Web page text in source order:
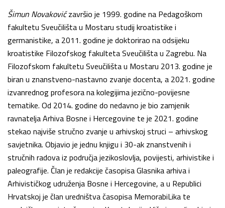
Šimun Novakovićzavršio je 1999. godine na Pedagoškom
fakultetu Sveučilišta u Mostaru studij kroatistike i
germanistike, a 2011. godine je doktorirao na odsijeku
kroatistike Filozofskog fakulteta Sveučilišta u Zagrebu. Na
Filozofskom fakultetu Sveučilišta u Mostaru 2013. godine je
biran u znanstveno-nastavno zvanje docenta, a 2021. godine
izvanrednog profesora na kolegijima jezično-povijesne
tematike. Od 2014. godine do nedavno je bio zamjenik
ravnatelja Arhiva Bosne i Hercegovine te je 2021. godine
stekao najviše stručno zvanje u arhivskoj struci – arhivskog
savjetnika. Objavio je jednu knjigu i 30-ak znanstvenih i
stručnih radova iz područja jezikoslovlja, povijesti, arhivistike i
paleografije. Član je redakcije časopisa Glasnika arhiva i
Arhivističkog udruženja Bosne i Hercegovine, a u Republici
Hrvatskoj je član uredništva časopisa MemorabiLika te